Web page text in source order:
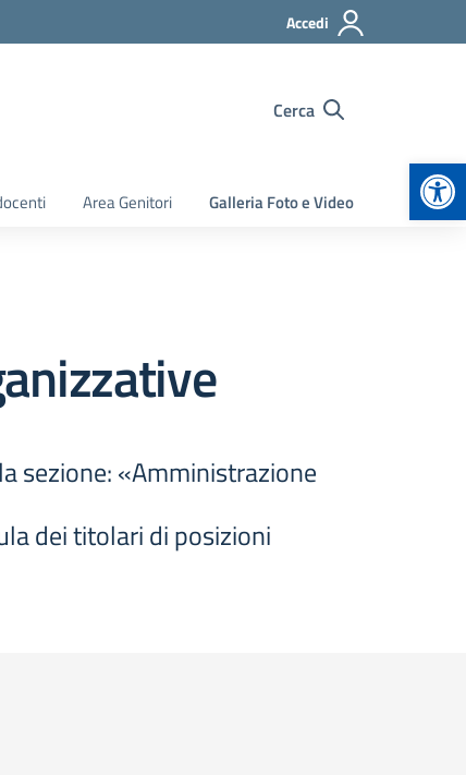
Accedi
Cerca
Area Genitori Galleria Foto e Video
sezione: «Amministrazione
dei titolari di posizioni